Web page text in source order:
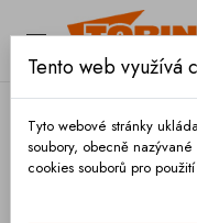

Tento web využívá
Tyto webové stránky
soubory, obecně
cookies souborů pro